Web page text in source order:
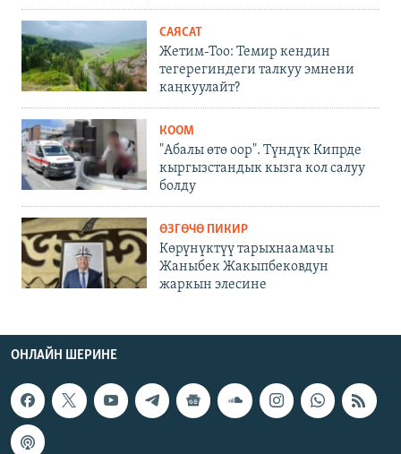
САЯСАТ
Жетим-Тоо: Темир кендин
тегерегиндеги талкуу эмнени
каңкуулайт?
КООМ
"Абалы өтө оор". Түндүк Кипрде
кыргызстандык кызга кол салуу
болду
ӨЗГӨЧӨ ПИКИР
Көрүнүктүү тарыхнаамачы
Жаныбек Жакыпбековдун
жаркын элесине
ОНЛАЙН ШЕРИНЕ